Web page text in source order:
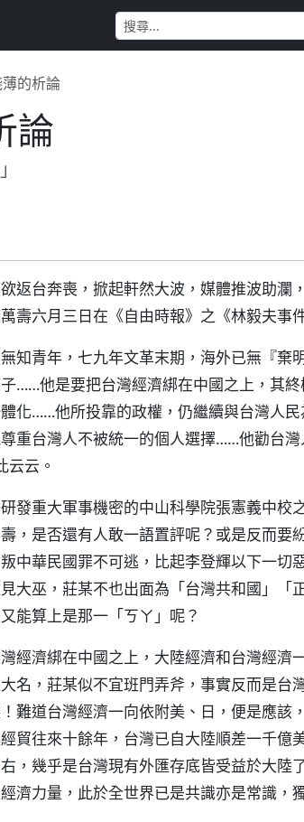
的析論
論
返台奔喪，掀起軒然大波，媒體推波助瀾
壽六月三日在《自由時報》之《林毅夫事
知青年，七九年文革末期，海外已無『棄
……他是要把台灣經濟綁在中國之上，其
化……他所投靠的政權，仍繼續與台灣人
重台灣人不被統一的個人選擇……他勸台
云。
發重大軍事機密的中山科學院張憲義中校
，是否還有人敢一語置評呢？或是反而要
中華民國罪不可逃，比起李登輝以下一切
大巫，莊某不也出面為「台灣共和國」「
能算上是那一「ㄎㄚ」呢？
經濟綁在中國之上，大陸經濟和台灣經濟
名，莊某似不宜班門弄斧，事實反而是台
難道台灣經濟一向依附美、日，便是應該
貿往來十餘年，台灣已自大陸順差一千億
，幾乎是台灣現有外匯存底皆受益於大陸
濟力量，此於全世界已是共識亦是常識，